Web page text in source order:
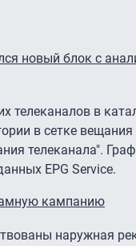
новый блок с
телеканалов в
в сетке вещания
телеканала".
EPG Service.
кампанию
наружная